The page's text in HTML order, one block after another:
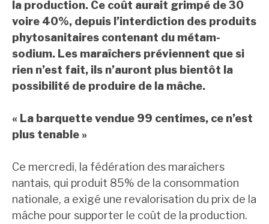
la production. Ce coût aurait grimpé de 30
voire 40%, depuis l’interdiction des produits
phytosanitaires contenant du métam-
sodium. Les maraîchers préviennent que si
rien n’est fait, ils n’auront plus bientôt la
possibilité de produire de la mâche.
« La barquette vendue 99 centimes, ce n’est
plus tenable »
Ce mercredi, la fédération des maraîchers
nantais, qui produit 85% de la consommation
nationale, a exigé une revalorisation du prix de la
mâche pour supporter le coût de la production.